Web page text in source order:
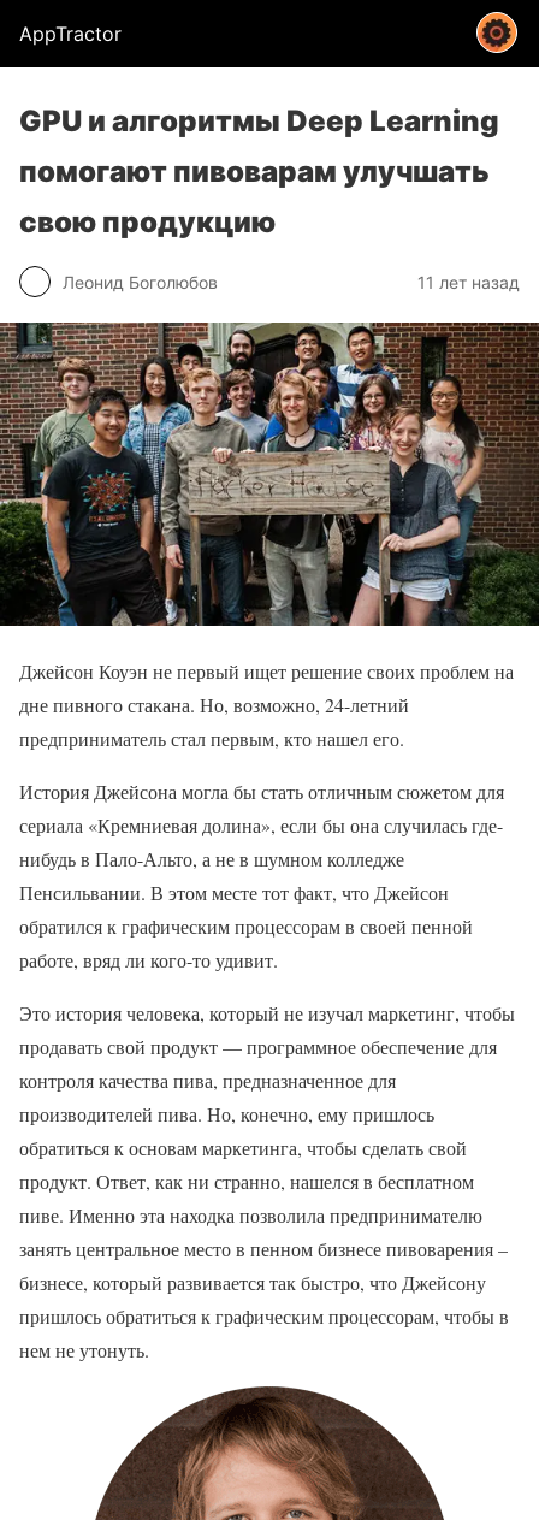
AppTractor
GPU и алгоритмы Deep Learning
помогают пивоварам улучшать
свою продукцию
Леонид Боголюбов 11 лет назад
Джейсон Коуэн не первый ищет решение своих проблем на
дне пивного стакана. Но, возможно, 24-летний
предприниматель стал первым, кто нашел его.
История Джейсона могла бы стать отличным сюжетом для
сериала «Кремниевая долина», если бы она случилась где-
нибудь в Пало-Альто, а не в шумном колледже
Пенсильвании. В этом месте тот факт, что Джейсон
обратился к графическим процессорам в своей пенной
работе, вряд ли кого-то удивит.
Это история человека, который не изучал маркетинг, чтобы
продавать свой продукт — программное обеспечение для
контроля качества пива, предназначенное для
производителей пива. Но, конечно, ему пришлось
обратиться к основам маркетинга, чтобы сделать свой
продукт. Ответ, как ни странно, нашелся в бесплатном
пиве. Именно эта находка позволила предпринимателю
занять центральное место в пенном бизнесе пивоварения –
бизнесе, который развивается так быстро, что Джейсону
пришлось обратиться к графическим процессорам, чтобы в
нем не утонуть.